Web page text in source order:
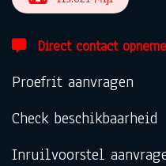
Direct contact
Proefrit aanvragen
Check beschikbaarheid
Inruilvoorstel